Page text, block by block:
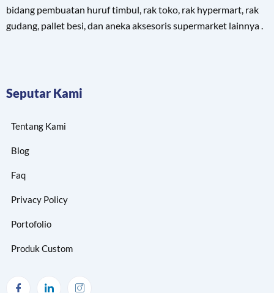
bidang pembuatan huruf timbul, rak toko, rak hypermart, rak
gudang, pallet besi, dan aneka aksesoris supermarket lainnya .
Seputar Kami
Tentang Kami
Blog
Faq
Privacy Policy
Portofolio
Produk Custom